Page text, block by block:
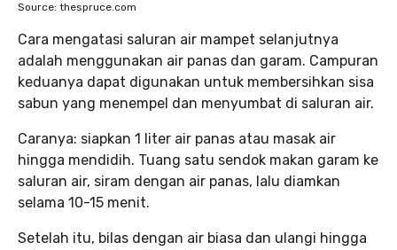
Source: thespruce.com
Cara mengatasi saluran air mampet selanjutnya
adalah menggunakan air panas dan garam. Campuran
keduanya dapat digunakan untuk membersihkan sisa
sabun yang menempel dan menyumbat di saluran air.
Caranya: siapkan 1 liter air panas atau masak air
hingga mendidih. Tuang satu sendok makan garam ke
saluran air, siram dengan air panas, lalu diamkan
selama 10-15 menit.
Setelah itu, bilas dengan air biasa dan ulangi hingga